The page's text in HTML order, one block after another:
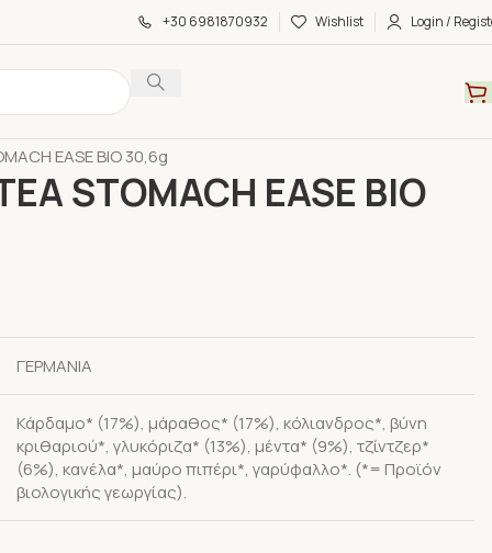
+30 6981870932 Wishlist Login /
EASE ΒΙΟ 30,6g
STOMACH EASE ΒΙΟ
ΓΕΡΜΑΝΙΑ
Κάρδαμο* (17%), μάραθος* (17%), κόλιανδρος*, βύνη
κριθαριού*, γλυκόριζα* (13%), μέντα* (9%), τζίντζερ*
(6%), κανέλα*, μαύρο πιπέρι*, γαρύφαλλο*. (*= Προϊόν
βιολογικής γεωργίας).